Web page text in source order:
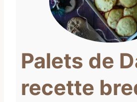
Palets de
recette